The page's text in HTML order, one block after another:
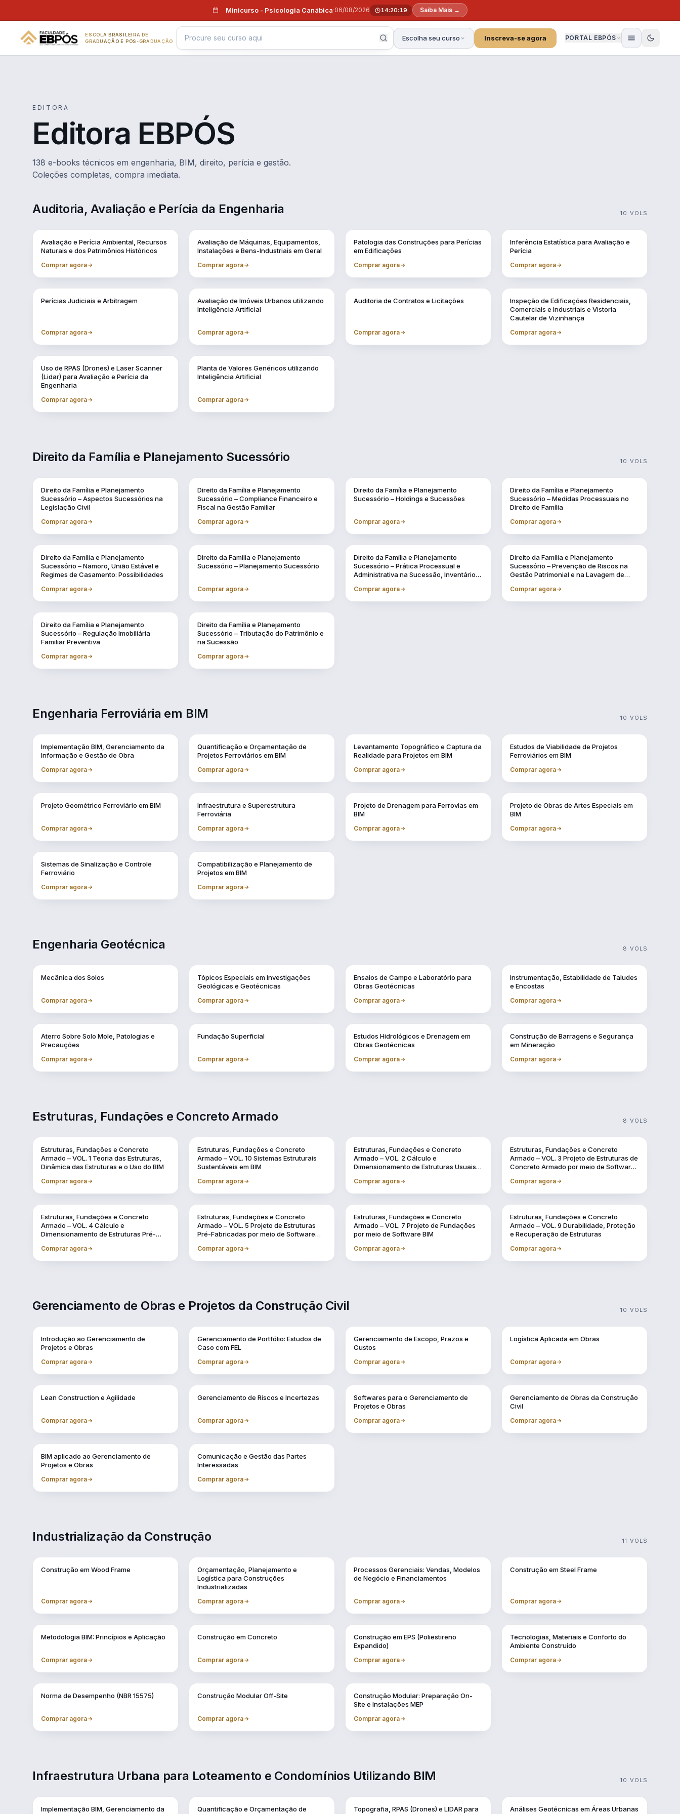
Minicurso - Psicologia Canábica·06/08/2026 14:20:18 Saiba Mais →
ESCOLA BRASILEIRA DE
GRADUAÇÃO E PÓS-GRADUAÇÃO
Escolha seu curso Inscreva-se agora PORTAL EBPÓS
EDITORA
Editora EBPÓS
138 e-books técnicos em engenharia, BIM, direito, perícia e gestão.
Coleções completas, compra imediata.
Auditoria, Avaliação e Perícia da Engenharia 10 VOLS
Avaliação e Perícia Ambiental, Recursos
Naturais e dos Patrimônios Históricos
Comprar agora
Avaliação de Máquinas, Equipamentos,
Instalações e Bens-Industriais em Geral
Comprar agora
Patologia das Construções para Perícias
em Edificações
Comprar agora
Inferência Estatística para Avaliação e
Perícia
Comprar agora
Vol. 4
Perícias Judiciais e Arbitragem
Comprar agora
Avaliação de Imóveis Urbanos utilizando
Inteligência Artificial
Comprar agora
Auditoria de Contratos e Licitações
Comprar agora
Inspeção de Edificações Residenciais,
Comerciais e Industriais e Vistoria
Cautelar de Vizinhança
Comprar agora
Uso de RPAS (Drones) e Laser Scanner
(Lidar) para Avaliação e Perícia da
Engenharia
Comprar agora
Planta de Valores Genéricos utilizando
Inteligência Artificial
Comprar agora
Direito da Família e Planejamento Sucessório 10 VOLS
Direito da Família e Planejamento
Sucessório – Aspectos Sucessórios na
Legislação Civil
Comprar agora
Direito da Família e Planejamento
Sucessório – Compliance Financeiro e
Fiscal na Gestão Familiar
Comprar agora
Direito da Família e Planejamento
Sucessório – Holdings e Sucessões
Comprar agora
Direito da Família e Planejamento
Sucessório – Medidas Processuais no
Direito de Família
Comprar agora
Direito da Família e Planejamento
Sucessório – Namoro, União Estável e
Regimes de Casamento: Possibilidades
Comprar agora
Direito da Família e Planejamento
Sucessório – Planejamento Sucessório
Comprar agora
Direito da Família e Planejamento
Sucessório – Prática Processual e
Administrativa na Sucessão, Inventários
Comprar agora
Direito da Família e Planejamento
Sucessório – Prevenção de Riscos na
Gestão Patrimonial e na Lavagem de
Comprar agora
Direito da Família e Planejamento
Sucessório – Regulação Imobiliária
Familiar Preventiva
Comprar agora
Direito da Família e Planejamento
Sucessório – Tributação do Patrimônio e
na Sucessão
Comprar agora
Engenharia Ferroviária em BIM 10 VOLS
Implementação BIM, Gerenciamento da
Informação e Gestão de Obra
Comprar agora
Quantificação e Orçamentação de
Projetos Ferroviários em BIM
Comprar agora
Levantamento Topográfico e Captura da
Realidade para Projetos em BIM
Comprar agora
Estudos de Viabilidade de Projetos
Ferroviários em BIM
Comprar agora
Projeto Geométrico Ferroviário em BIM
Comprar agora
Infraestrutura e Superestrutura
Ferroviária
Comprar agora
Projeto de Drenagem para Ferrovias em
BIM
Comprar agora
Projeto de Obras de Artes Especiais em
BIM
Comprar agora
Sistemas de Sinalização e Controle
Ferroviário
Comprar agora
Compatibilização e Planejamento de
Projetos em BIM
Comprar agora
Engenharia Geotécnica 8 VOLS
Mecânica dos Solos
Comprar agora
Vol. 10
Tópicos Especiais em Investigações
Geológicas e Geotécnicas
Comprar agora
Ensaios de Campo e Laboratório para
Obras Geotécnicas
Comprar agora
Instrumentação, Estabilidade de Taludes
e Encostas
Comprar agora
Aterro Sobre Solo Mole, Patologias e
Precauções
Comprar agora
Fundação Superficial
Comprar agora
Estudos Hidrológicos e Drenagem em
Obras Geotécnicas
Comprar agora
Construção de Barragens e Segurança
em Mineração
Comprar agora
Estruturas, Fundações e Concreto Armado 8 VOLS
Estruturas, Fundações e Concreto
Armado – VOL. 1 Teoria das Estruturas,
Dinâmica das Estruturas e o Uso do BIM
Comprar agora
Estruturas, Fundações e Concreto
Armado – VOL. 10 Sistemas Estruturais
Sustentáveis em BIM
Comprar agora
Estruturas, Fundações e Concreto
Armado – VOL. 2 Cálculo e
Dimensionamento de Estruturas Usuais
Comprar agora
Estruturas, Fundações e Concreto
Armado – VOL. 3 Projeto de Estruturas de
Concreto Armado por meio de Software
Comprar agora
Estruturas, Fundações e Concreto
Armado – VOL. 4 Cálculo e
Dimensionamento de Estruturas Pré-
Comprar agora
Estruturas, Fundações e Concreto
Armado – VOL. 5 Projeto de Estruturas
Pré-Fabricadas por meio de Software
Comprar agora
Estruturas, Fundações e Concreto
Armado – VOL. 7 Projeto de Fundações
por meio de Software BIM
Comprar agora
Estruturas, Fundações e Concreto
Armado – VOL. 9 Durabilidade, Proteção
e Recuperação de Estruturas
Comprar agora
Gerenciamento de Obras e Projetos da Construção Civil 10 VOLS
Introdução ao Gerenciamento de
Projetos e Obras
Comprar agora
Gerenciamento de Portfólio: Estudos de
Caso com FEL
Comprar agora
Gerenciamento de Escopo, Prazos e
Custos
Comprar agora
Vol. 3
Logística Aplicada em Obras
Comprar agora
Lean Construction e Agilidade
Comprar agora
Gerenciamento de Riscos e Incertezas
Comprar agora
Softwares para o Gerenciamento de
Projetos e Obras
Comprar agora
Gerenciamento de Obras da Construção
Civil
Comprar agora
BIM aplicado ao Gerenciamento de
Projetos e Obras
Comprar agora
Comunicação e Gestão das Partes
Interessadas
Comprar agora
Industrialização da Construção 11 VOLS
Construção em Wood Frame
Comprar agora
Orçamentação, Planejamento e
Logística para Construções
Industrializadas
Comprar agora
Processos Gerenciais: Vendas, Modelos
de Negócio e Financiamentos
Comprar agora
Construção em Steel Frame
Comprar agora
Metodologia BIM: Princípios e Aplicação
Comprar agora
Construção em Concreto
Comprar agora
Construção em EPS (Poliestireno
Expandido)
Comprar agora
Tecnologias, Materiais e Conforto do
Ambiente Construído
Comprar agora
Norma de Desempenho (NBR 15575)
Comprar agora
Construção Modular Off-Site
Comprar agora
Construção Modular: Preparação On-
Site e Instalações MEP
Comprar agora
Infraestrutura Urbana para Loteamento e Condomínios Utilizando BIM 10 VOLS
Implementação BIM, Gerenciamento da
Quantificação e Orçamentação de
Topografia, RPAS (Drones) e LIDAR para
Vol. 3
Análises Geotécnicas em Áreas Urbanas